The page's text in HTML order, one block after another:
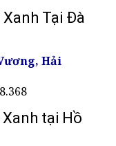
Tại Đà
Hải
tại Hồ